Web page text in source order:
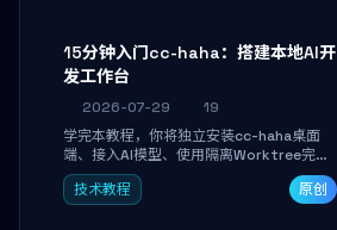
15分钟入门cc-haha：搭建本地AI开
发工作台
2026-07-29
19
学完本教程，你将独立安装cc-haha桌面
端、接入AI模型、使用隔离Worktree完成
真实开发任务，并通过Diff审阅面板安全落
地AI代码改写。告别终端黑盒操作，让AI在
技术教程 原创